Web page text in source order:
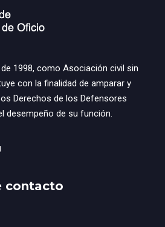
1998, como Asociación civil sin
con la finalidad de amparar y
Derechos de los Defensores
desempeño de su función.
contacto